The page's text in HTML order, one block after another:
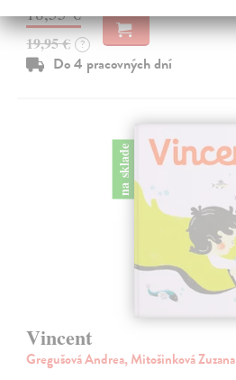
18,55 €
19,95 € ?
Do 4 pracovných dní
na sklade
Vincent
Gregušová Andrea, Mitošinková Zuzana